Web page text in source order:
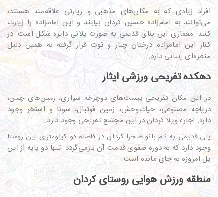
افراد زیادی که به مکان‌های مذهبی و زیارتی علاقه‌مند هستند،
می‌توانند به امام‌زاده حسین کردان بیایند و این امامزاده را زیارت
کنند. معماری این بنای قدیمی به صورت پلانی دایره شکل است. در
کنار این امامزاده درختان چنار و توت قرار گرفته‌ به همین دلیل
منظره‌ای زیبایی دارد‌.
دهکده تفریحی‌ ورزشی ایثار
در این مکان تفریحی‌ پیست‌های دوچرخه سواری، زمین‌های چمن،
دریاچه مصنوعی، حیات‌وحش، زمین فوتبال، سونا و استخر وجود
دارد. اجاره ویلا کردان در این مجتمع تفریحی‌ وجود دارد.
پلی قدیمی به نام بانو صحرا کردان در فاصله دو کیلومتری این روستا
وجود دارد که به دوره صفوی قدمت آن بازمی‌گردد. تنها دو پایه از این
پل امروزه به جای مانده است.
منطقه ورزش هوایی روستای کردان